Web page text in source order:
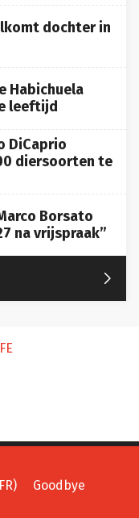
dochter in
Habichuela
leeftijd
DiCaprio
diersoorten te
Borsato
na vrijspraak”

Goodbye